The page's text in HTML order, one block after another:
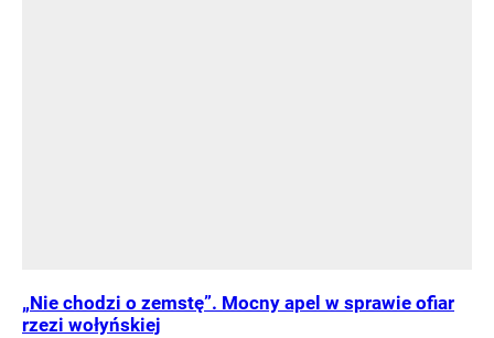
„Nie chodzi o zemstę”. Mocny apel w sprawie ofiar
rzezi wołyńskiej